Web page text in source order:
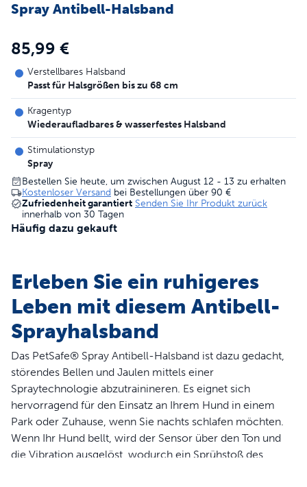
Spray Antibell-Halsband
85,99 €
Verstellbares Halsband
Passt für Halsgrößen bis zu 68 cm
Kragentyp
Wiederaufladbares & wasserfestes Halsband
Stimulationstyp
Spray
Bestellen Sie heute, um zwischen August 12 - 13 zu erhalten
Kostenloser Versand bei Bestellungen über 90 €
Zufriedenheit garantiert Senden Sie Ihr Produkt zurück
innerhalb von 30 Tagen
Häufig dazu gekauft
Erleben Sie ein ruhigeres
Leben mit diesem Antibell-
Sprayhalsband
Das PetSafe® Spray Antibell-Halsband ist dazu gedacht,
störendes Bellen und Jaulen mittels einer
Spraytechnologie abzutrainineren. Es eignet sich
hervorragend für den Einsatz an Ihrem Hund in einem
Park oder Zuhause, wenn Sie nachts schlafen möchten.
Wenn Ihr Hund bellt, wird der Sensor über den Ton und
die Vibration ausgelöst, wodurch ein Sprühstoß des